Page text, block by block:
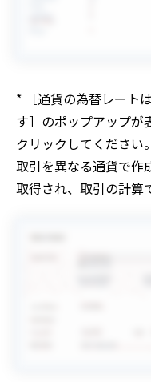
* ［通貨の為替レート
す］のポップアップが
クリックしてください
取引を異なる通貨で作
取得され、取引の計算